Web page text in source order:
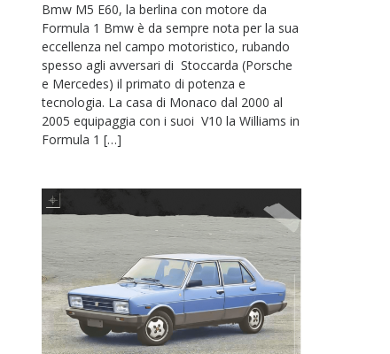
Bmw M5 E60, la berlina con motore da
Formula 1 Bmw è da sempre nota per la sua
eccellenza nel campo motoristico, rubando
spesso agli avversari di Stoccarda (Porsche
e Mercedes) il primato di potenza e
tecnologia. La casa di Monaco dal 2000 al
2005 equipaggia con i suoi V10 la Williams in
Formula 1 […]